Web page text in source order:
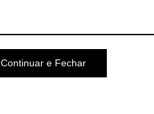
Continuar e Fechar